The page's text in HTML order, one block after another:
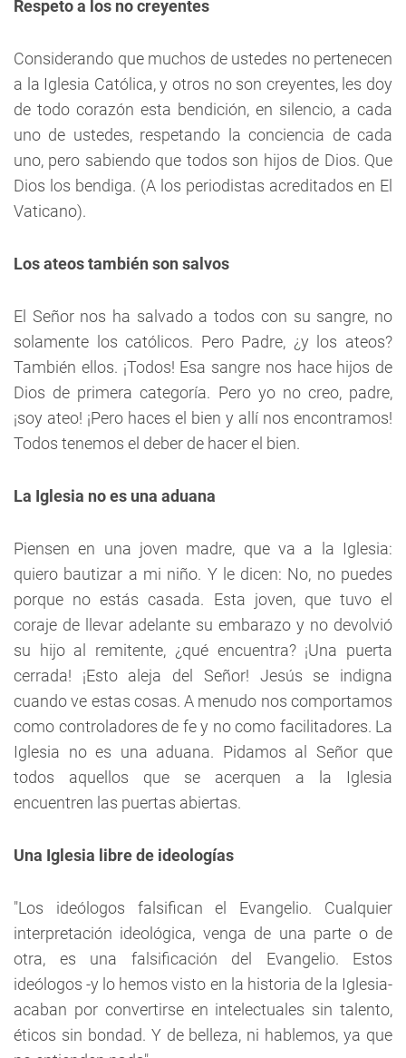
Respeto a los no creyentes
Considerando que muchos de ustedes no pertenecen
a la Iglesia Católica, y otros no son creyentes, les doy
de todo corazón esta bendición, en silencio, a cada
uno de ustedes, respetando la conciencia de cada
uno, pero sabiendo que todos son hijos de Dios. Que
Dios los bendiga. (A los periodistas acreditados en El
Vaticano).
Los ateos también son salvos
El Señor nos ha salvado a todos con su sangre, no
solamente los católicos. Pero Padre, ¿y los ateos?
También ellos. ¡Todos! Esa sangre nos hace hijos de
Dios de primera categoría. Pero yo no creo, padre,
¡soy ateo! ¡Pero haces el bien y allí nos encontramos!
Todos tenemos el deber de hacer el bien.
La Iglesia no es una aduana
Piensen en una joven madre, que va a la Iglesia:
quiero bautizar a mi niño. Y le dicen: No, no puedes
porque no estás casada. Esta joven, que tuvo el
coraje de llevar adelante su embarazo y no devolvió
su hijo al remitente, ¿qué encuentra? ¡Una puerta
cerrada! ¡Esto aleja del Señor! Jesús se indigna
cuando ve estas cosas. A menudo nos comportamos
como controladores de fe y no como facilitadores. La
Iglesia no es una aduana. Pidamos al Señor que
todos aquellos que se acerquen a la Iglesia
encuentren las puertas abiertas.
Una Iglesia libre de ideologías
"Los ideólogos falsifican el Evangelio. Cualquier
interpretación ideológica, venga de una parte o de
otra, es una falsificación del Evangelio. Estos
ideólogos -y lo hemos visto en la historia de la Iglesia-
acaban por convertirse en intelectuales sin talento,
éticos sin bondad. Y de belleza, ni hablemos, ya que